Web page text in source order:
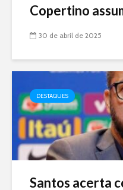
Copertino
30 de abril de 2025
DESTAQUES
Santos acerta